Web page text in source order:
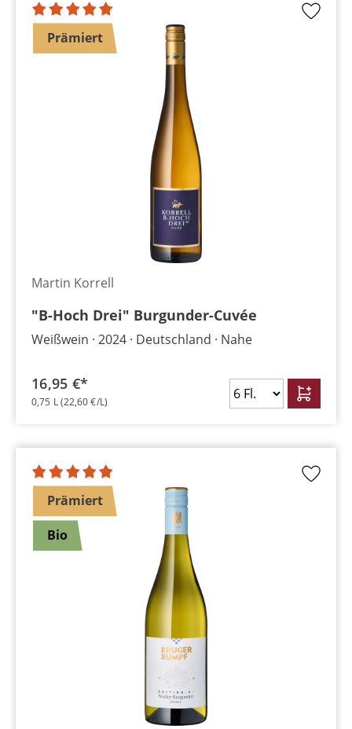
Prämiert
Martin Korrell
"B-Hoch Drei" Burgunder-Cuvée
Weißwein 2024 Deutschland Nahe
16,95 €*
0,75 L(22,60 €/L)
Prämiert
Bio